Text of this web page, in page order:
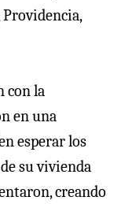
Providencia,
con la
en una
esperar los
su vivienda
creando